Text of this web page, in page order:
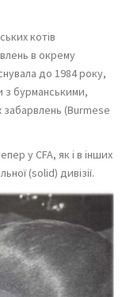
котів
в окрему
до 1984 року,
з бурманськими,
забарвлень (Burmese
у CFA, як і в інших
(solid) дивізії.